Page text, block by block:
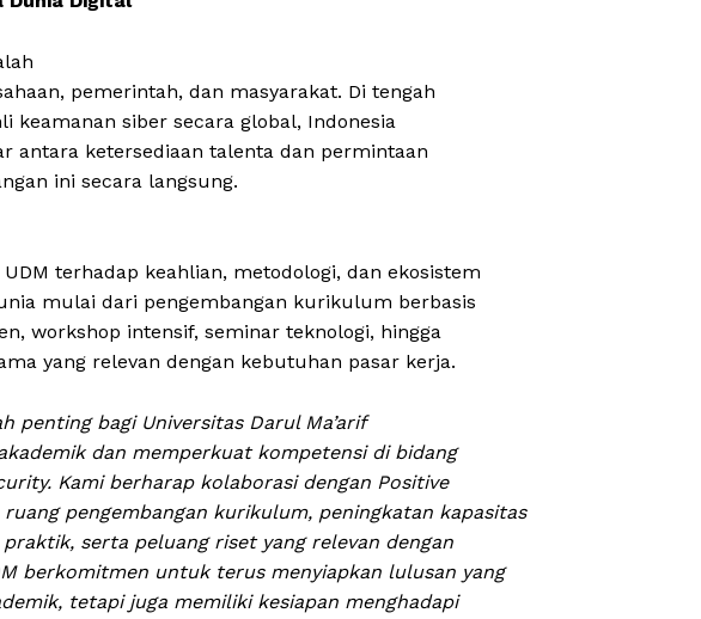
pemerintah, dan masyarakat. Di tengah
keamanan siber secara global, Indonesia
antara ketersediaan talenta dan permintaan
ini secara langsung.
terhadap keahlian, metodologi, dan ekosistem
mulai dari pengembangan kurikulum berbasis
workshop intensif, seminar teknologi, hingga
yang relevan dengan kebutuhan pasar kerja.
penting bagi Universitas Darul Ma’arif
dan memperkuat kompetensi di bidang
Kami berharap kolaborasi dengan Positive
pengembangan kurikulum, peningkatan kapasitas
serta peluang riset yang relevan dengan
berkomitmen untuk terus menyiapkan lulusan yang
tetapi juga memiliki kesiapan menghadapi